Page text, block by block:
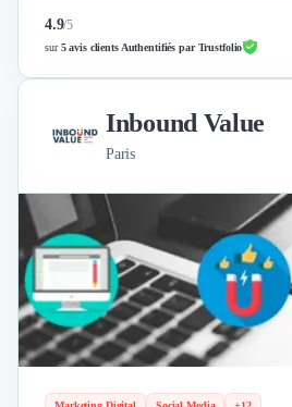
4.9/5
sur5 avis clients Authentifiés par Trustfolio
Inbound Value
Paris